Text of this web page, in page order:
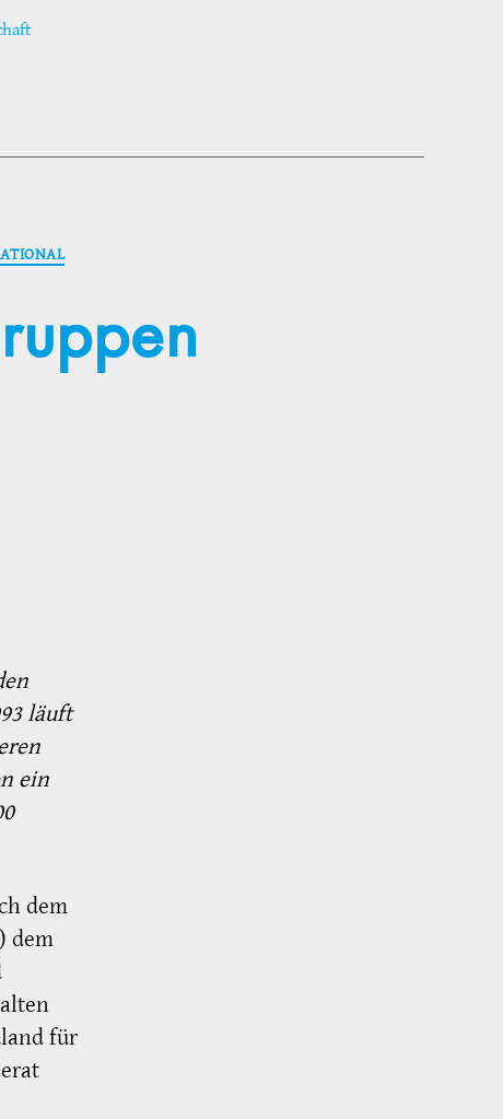
läuft
ein
dem
dem
für